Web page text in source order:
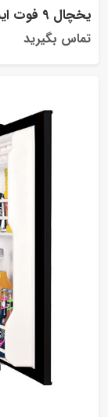
یخچال 9 فوت ایستکول مدل TM-1919
تماس بگیرید